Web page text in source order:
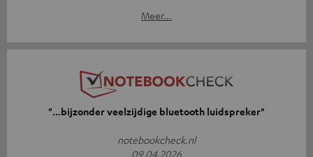
Meer...
"...bijzonder veelzijdige bluetooth luidspreker"
notebookcheck.nl
09.04.2026